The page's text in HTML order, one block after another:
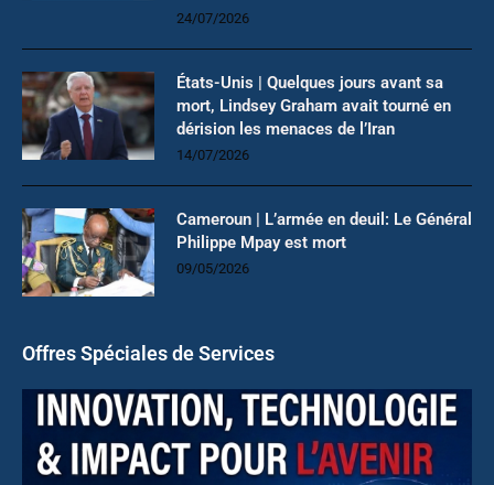
24/07/2026
États-Unis | Quelques jours avant sa
mort, Lindsey Graham avait tourné en
dérision les menaces de l’Iran
14/07/2026
Cameroun | L’armée en deuil: Le Général
Philippe Mpay est mort
09/05/2026
Offres Spéciales de Services